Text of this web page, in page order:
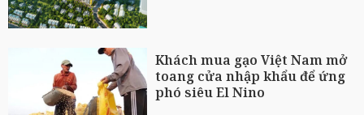
Khách mua gạo Việt Nam mở
toang cửa nhập khẩu để ứng
phó siêu El Nino